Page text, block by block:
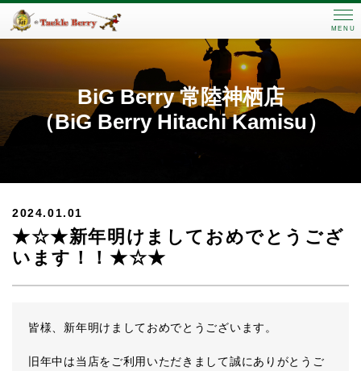
MENU
BiG Berry 常陸神栖店
（BiG Berry Hitachi Kamisu）
2024.01.01
★☆★新年明けましておめでとうござ
います！！★☆★
皆様、新年明けましておめでとうございます。
旧年中は当店をご利用いただきまして誠にありがとうご